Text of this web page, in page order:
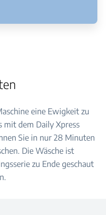
eine Ewigkeit zu
mit dem Daily Xpress
Sie in nur 28 Minuten
Die Wäsche ist
zu Ende geschaut